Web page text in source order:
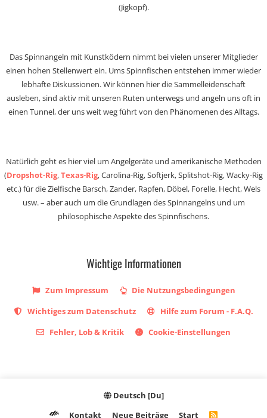
(Jigkopf).
Das Spinnangeln mit Kunstködern nimmt bei vielen unserer Mitglieder
einen hohen Stellenwert ein. Ums Spinnfischen entstehen immer wieder
lebhafte Diskussionen. Wir können hier die Sammelleidenschaft
ausleben, sind aktiv mit unseren Ruten unterwegs und angeln uns oft in
einen Tunnel, der uns weit weg führt von den Phänomenen des Alltags.
Natürlich geht es hier viel um Angelgeräte und amerikanische Methoden
(Dropshot-Rig,Texas-Rig, Carolina-Rig, Softjerk, Splitshot-Rig, Wacky-Rig
etc.) für die Zielfische Barsch, Zander, Rapfen, Döbel, Forelle, Hecht, Wels
usw. – aber auch um die Grundlagen des Spinnangelns und um
philosophische Aspekte des Spinnfischens.
Wichtige Informationen
Zum Impressum
Die Nutzungsbedingungen
Wichtiges zum Datenschutz
Hilfe zum Forum - F.A.Q.
Fehler, Lob & Kritik
Cookie-Einstellungen
Deutsch [Du]
Kontakt
Neue Beiträge Start R